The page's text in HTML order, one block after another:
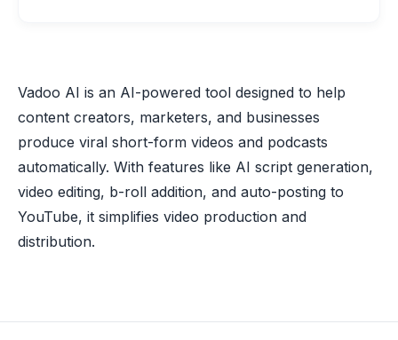
Vadoo AI is an AI-powered tool designed to help
content creators, marketers, and businesses
produce viral short-form videos and podcasts
automatically. With features like AI script generation,
video editing, b-roll addition, and auto-posting to
YouTube, it simplifies video production and
distribution.